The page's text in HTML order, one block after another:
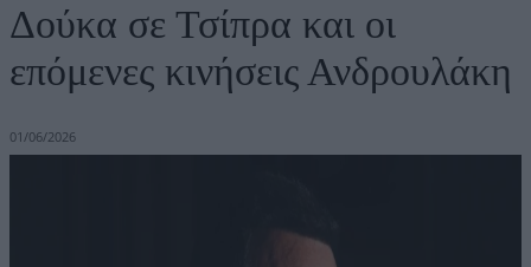
Δούκα σε Τσίπρα και οι
επόμενες κινήσεις Ανδρουλάκη
01/06/2026